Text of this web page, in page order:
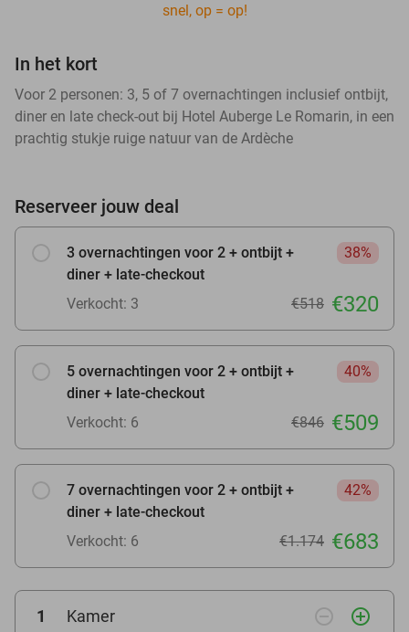
snel, op = op!
In het kort
Voor 2 personen: 3, 5 of 7 overnachtingen inclusief ontbijt,
diner en late check-out bij Hotel Auberge Le Romarin, in een
prachtig stukje ruige natuur van de Ardèche
Reserveer jouw deal
3 overnachtingen voor 2 + ontbijt +
diner + late-checkout
38%
Verkocht: 3 €518 €320
5 overnachtingen voor 2 + ontbijt +
diner + late-checkout
40%
Verkocht: 6 €846 €509
7 overnachtingen voor 2 + ontbijt +
diner + late-checkout
42%
Verkocht: 6 €1.174 €683
1 Kamer remove_circle_outline add_circle_outline